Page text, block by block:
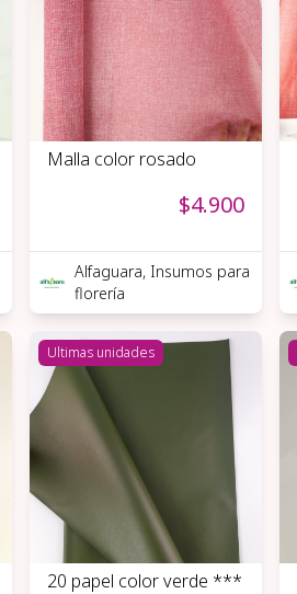
Malla color rosado
$4.900
Alfaguara, Insumos para
florería
Ultimas unidades
20 papel color verde ***